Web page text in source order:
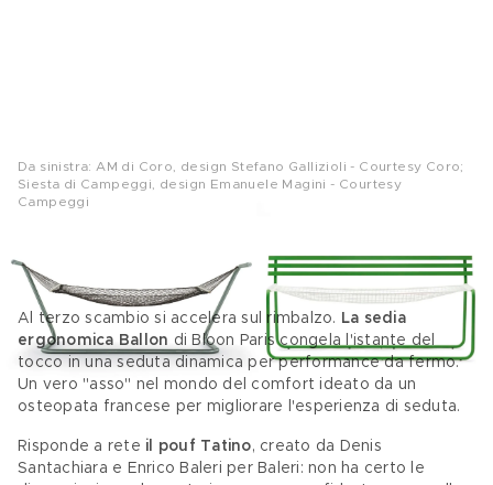
Da sinistra: AM di Coro, design Stefano Gallizioli - Courtesy Coro;
Siesta di Campeggi, design Emanuele Magini - Courtesy
Campeggi
Un doppio vincente per il living
Al terzo scambio si accelera sul rimbalzo. La sedia
ergonomica Ballon di Bloon Paris congela l'istante del
tocco in una seduta dinamica per performance da fermo.
Un vero "asso" nel mondo del comfort ideato da un
osteopata francese per migliorare l'esperienza di seduta.
Risponde a rete il pouf Tatino, creato da Denis
Santachiara e Enrico Baleri per Baleri: non ha certo le